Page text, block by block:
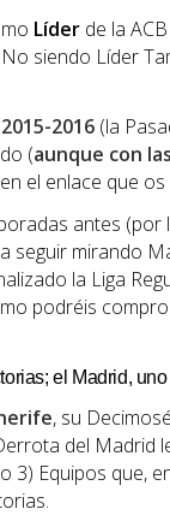
Líder de la
siendo Líder
2016 (la
(aunque con
el enlace que
antes
seguir mirando
la Liga
podréis
el Madrid,
, su
del Madrid
3) Equipos que,